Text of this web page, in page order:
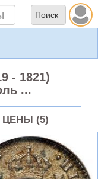
- 1821)
...
ЦЕНЫ (5)